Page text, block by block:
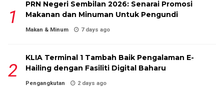
PRN Negeri Sembilan 2026: Senarai Promosi
Makanan dan Minuman Untuk Pengundi
Makan & Minum 7 days ago
KLIA Terminal 1 Tambah Baik Pengalaman E-
Hailing dengan Fasiliti Digital Baharu
Pengangkutan 2 days ago